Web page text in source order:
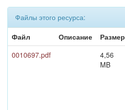
Файлы этого ресурса:
Файл
Описание Размер
0010697.pdf
4,56
MB